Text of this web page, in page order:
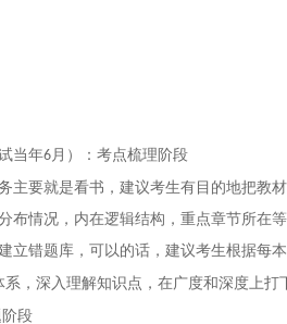
当年6月）： 考点梳理阶段
主要就是看书，建议考生有目的地把教
布情况，内在逻辑结构，重点章节所在
立错题库，可以的话，建议考生根据每
系，深入理解知识点，在广度和深度上
段